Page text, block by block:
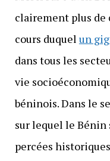
clairement plus de
cours duquel un
dans tous les
vie
béninois. Dans le
sur lequel le Bénin
percées